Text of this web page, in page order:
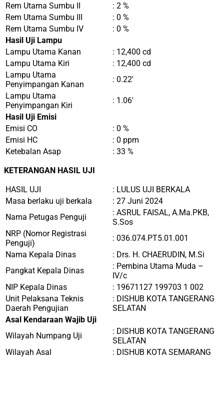
Rem Utama Sumbu II
: 2 %
Rem Utama Sumbu III
: 0 %
Rem Utama Sumbu IV
: 0 %
Hasil Uji Lampu
Lampu Utama Kanan
: 12,400 cd
Lampu Utama Kiri
: 12,400 cd
Lampu Utama
Penyimpangan Kanan
: 0.22′
Lampu Utama
Penyimpangan Kiri
: 1.06′
Hasil Uji Emisi
Emisi CO
: 0 %
Emisi HC
: 0 ppm
Ketebalan Asap
: 33 %
KETERANGAN HASIL UJI
HASIL UJI
: LULUS UJI BERKALA
Masa berlaku uji berkala
: 27 Juni 2024
Nama Petugas Penguji
: ASRUL FAISAL, A.Ma.PKB,
S.Sos
NRP (Nomor Registrasi
Penguji)
: 036.074.PT5.01.001
Nama Kepala Dinas
: Drs. H. CHAERUDIN, M.Si
Pangkat Kepala Dinas
: Pembina Utama Muda –
IV/c
NIP Kepala Dinas
: 19671127 199703 1 002
Unit Pelaksana Teknis
Daerah Pengujian
: DISHUB KOTA TANGERANG
SELATAN
Asal Kendaraan Wajib Uji
Wilayah Numpang Uji
: DISHUB KOTA TANGERANG
SELATAN
Wilayah Asal
: DISHUB KOTA SEMARANG